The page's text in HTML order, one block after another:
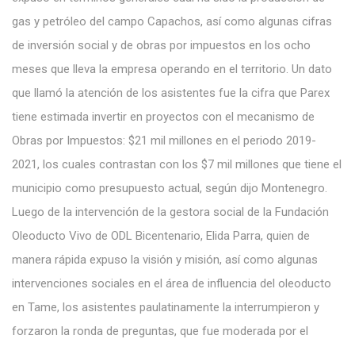
gas y petróleo del campo Capachos, así como algunas cifras
de inversión social y de obras por impuestos en los ocho
meses que lleva la empresa operando en el territorio. Un dato
que llamó la atención de los asistentes fue la cifra que Parex
tiene estimada invertir en proyectos con el mecanismo de
Obras por Impuestos: $21 mil millones en el periodo 2019-
2021, los cuales contrastan con los $7 mil millones que tiene el
municipio como presupuesto actual, según dijo Montenegro.
Luego de la intervención de la gestora social de la Fundación
Oleoducto Vivo de ODL Bicentenario, Elida Parra, quien de
manera rápida expuso la visión y misión, así como algunas
intervenciones sociales en el área de influencia del oleoducto
en Tame, los asistentes paulatinamente la interrumpieron y
forzaron la ronda de preguntas, que fue moderada por el